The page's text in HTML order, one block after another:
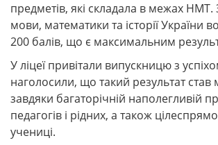
предметів, які складала в межах НМТ.
мови, математики та історії України
200 балів, що є максимальним
У ліцеї привітали випускницю з
наголосили, що такий результат
завдяки багаторічній наполегливій
педагогів і рідних, а також
учениці.